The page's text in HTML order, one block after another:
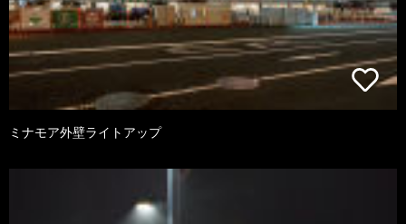
ミナモア外壁ライトアップ